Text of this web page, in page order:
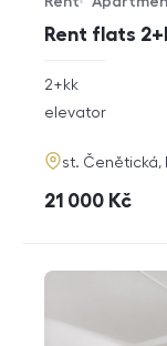
Rent flats
Offer type
Property type
rozměry
disposition
2+kk
funkce
elevator
adresa
st. Čenětická,
cena
21 000 Kč